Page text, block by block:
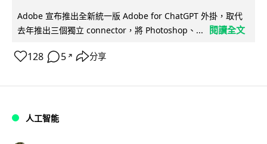
Adobe 宣布推出全新統一版 Adobe for ChatGPT 外掛，取代
去年推出三個獨立 connector，將 Photoshop、...
閱讀全文
128 5 ↗ 分享
人工智能